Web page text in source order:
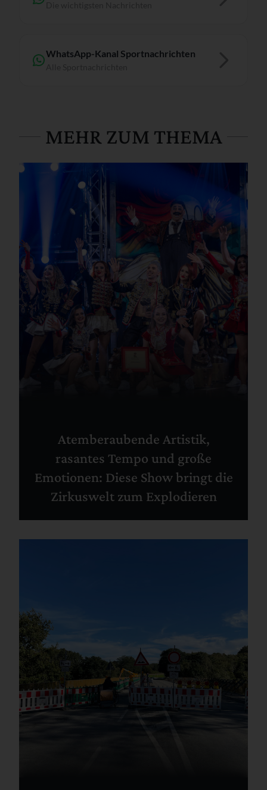
WhatsApp-Kanal Sportnachrichten
MEHR ZUM THEMA
Atemberaubende Artistik,
rasantes Tempo und große
Emotionen: Diese Show bringt die
Zirkuswelt zum Explodieren